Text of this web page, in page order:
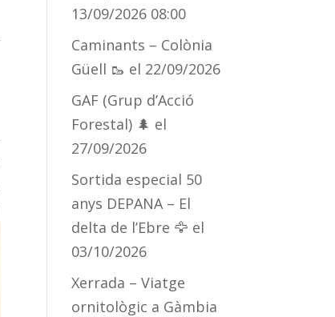
13/09/2026 08:00
Caminants – Colònia
Güell 🥾 el 22/09/2026
GAF (Grup d’Acció
Forestal) 🌲 el
27/09/2026
Sortida especial 50
anys DEPANA – El
delta de l’Ebre 🦅 el
03/10/2026
Xerrada – Viatge
ornitològic a Gàmbia